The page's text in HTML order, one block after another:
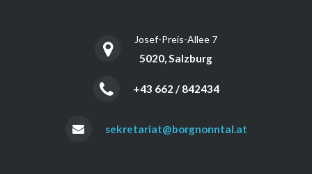
Josef-Preis-Allee 7
5020, Salzburg
+43 662 / 842434
sekretariat@borgnonntal.at